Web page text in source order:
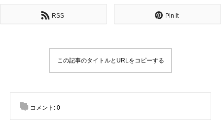
RSS Pin it
この記事のタイトルとURLをコピーする
コメント: 0